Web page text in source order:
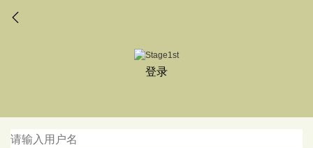
登录